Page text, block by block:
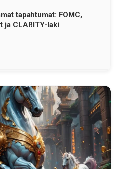
tapahtumat: FOMC,
ja CLARITY-laki